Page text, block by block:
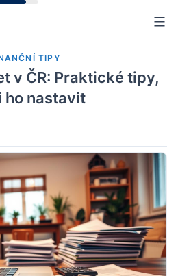
TIPY
v ČR: Praktické tipy,
ho nastavit